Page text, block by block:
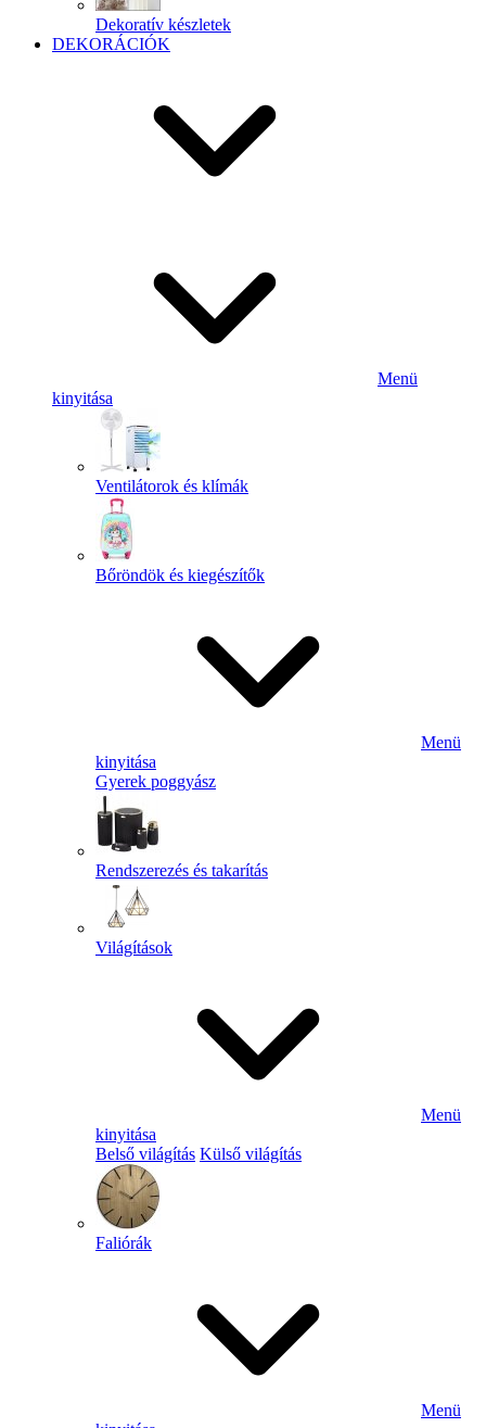
Dekoratív készletek
DEKORÁCIÓK
Menü
kinyitása
Ventilátorok és klímák
Bőröndök és kiegészítők
Menü
kinyitása
Gyerek poggyász
Rendszerezés és takarítás
Világítások
Menü
kinyitása
Belső világítás Külső világítás
Faliórák
Menü